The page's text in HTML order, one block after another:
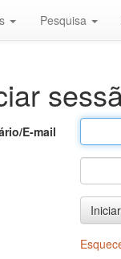
Pesquisa
E-mail